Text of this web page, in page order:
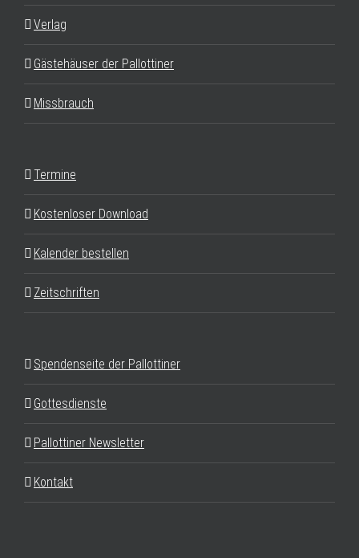
Verlag
Gästehäuser der Pallottiner
Missbrauch
Termine
Kostenloser Download
Kalender bestellen
Zeitschriften
Spendenseite der Pallottiner
Gottesdienste
Pallottiner Newsletter
Kontakt